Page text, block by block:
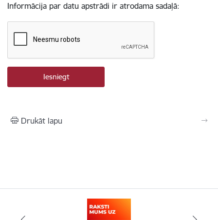
Informācija par datu apstrādi ir atrodama sadaļā:
Drukāt lapu